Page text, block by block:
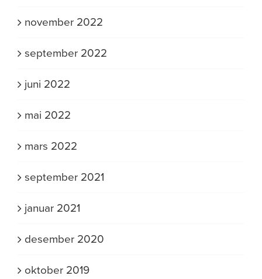
november 2022
september 2022
juni 2022
mai 2022
mars 2022
september 2021
januar 2021
desember 2020
oktober 2019